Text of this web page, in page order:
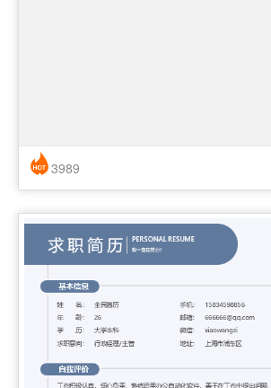
简历风格： 时尚 / 简洁 / 应届生
3989